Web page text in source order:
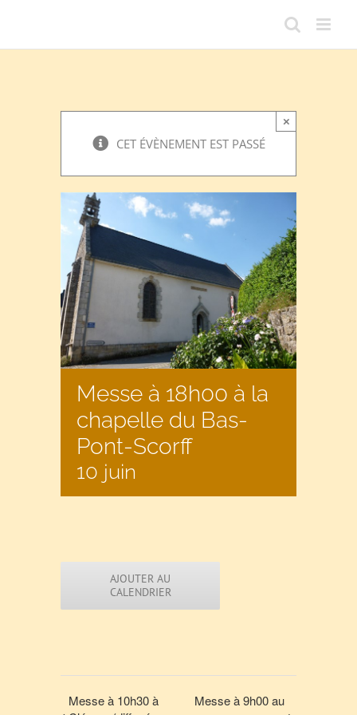
CET ÉVÈNEMENT EST PASSÉ
×
Messe à 18h00 à la
chapelle du Bas-
Pont-Scorff
10 juin
AJOUTER AU
CALENDRIER
Messe à 10h30 à
Messe à 9h00 au